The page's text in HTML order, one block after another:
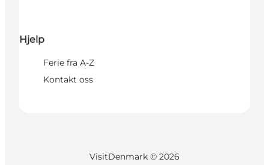
Hjelp
Ferie fra A-Z
Kontakt oss
VisitDenmark © 2026